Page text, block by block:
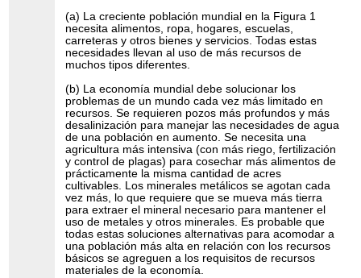
(a) La creciente población mundial en la Figura 1
necesita alimentos, ropa, hogares, escuelas,
carreteras y otros bienes y servicios. Todas estas
necesidades llevan al uso de más recursos de
muchos tipos diferentes.
(b) La economía mundial debe solucionar los
problemas de un mundo cada vez más limitado en
recursos. Se requieren pozos más profundos y más
desalinización para manejar las necesidades de agua
de una población en aumento. Se necesita una
agricultura más intensiva (con más riego, fertilización
y control de plagas) para cosechar más alimentos de
prácticamente la misma cantidad de acres
cultivables. Los minerales metálicos se agotan cada
vez más, lo que requiere que se mueva más tierra
para extraer el mineral necesario para mantener el
uso de metales y otros minerales. Es probable que
todas estas soluciones alternativas para acomodar a
una población más alta en relación con los recursos
básicos se agreguen a los requisitos de recursos
materiales de la economía.